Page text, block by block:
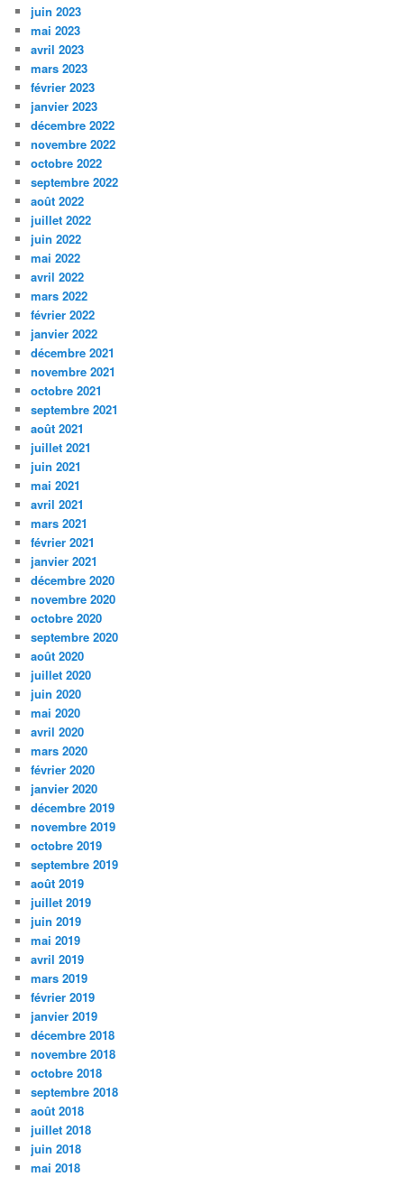
juin 2023
mai 2023
avril 2023
mars 2023
février 2023
janvier 2023
décembre 2022
novembre 2022
octobre 2022
septembre 2022
août 2022
juillet 2022
juin 2022
mai 2022
avril 2022
mars 2022
février 2022
janvier 2022
décembre 2021
novembre 2021
octobre 2021
septembre 2021
août 2021
juillet 2021
juin 2021
mai 2021
avril 2021
mars 2021
février 2021
janvier 2021
décembre 2020
novembre 2020
octobre 2020
septembre 2020
août 2020
juillet 2020
juin 2020
mai 2020
avril 2020
mars 2020
février 2020
janvier 2020
décembre 2019
novembre 2019
octobre 2019
septembre 2019
août 2019
juillet 2019
juin 2019
mai 2019
avril 2019
mars 2019
février 2019
janvier 2019
décembre 2018
novembre 2018
octobre 2018
septembre 2018
août 2018
juillet 2018
juin 2018
mai 2018